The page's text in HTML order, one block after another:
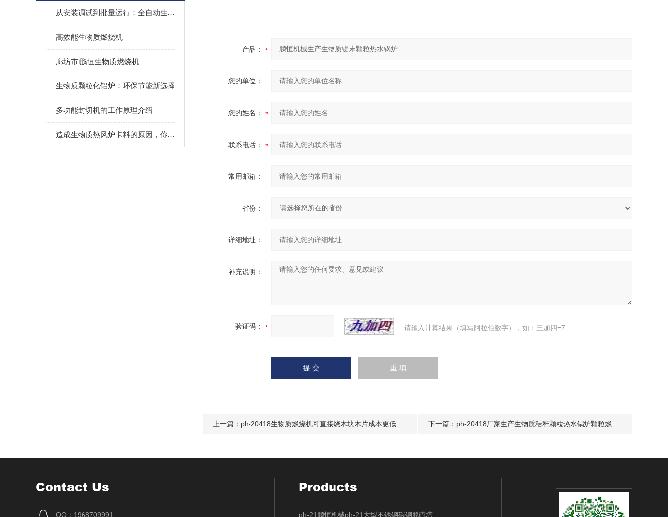
从安装调试到批量运行：全自动生物质热风炉操作技巧、烟气处理及长期稳定运行全攻略
高效能生物质燃烧机
廊坊市i鹏恒生物质燃烧机
生物质颗粒化铝炉：环保节能新选择
多功能封切机的工作原理介绍
造成生物质热风炉卡料的原因，你了解多少呢？
产品：
您的单位：
您的姓名：
联系电话：
常用邮箱：
省份：
详细地址：
补充说明：
验证码： 请输入计算结果（填写阿拉伯数字），如：三加四=7
上一篇： ph-20418生物质燃烧机可直接烧木块木片成本更低 下一篇： ph-20418厂家生产生物质秸秆颗粒热水锅炉颗粒燃烧器
Contact Us
QQ：1968709991
Products
ph-21鹏恒机械ph-21大型不锈钢碳钢脱硫塔